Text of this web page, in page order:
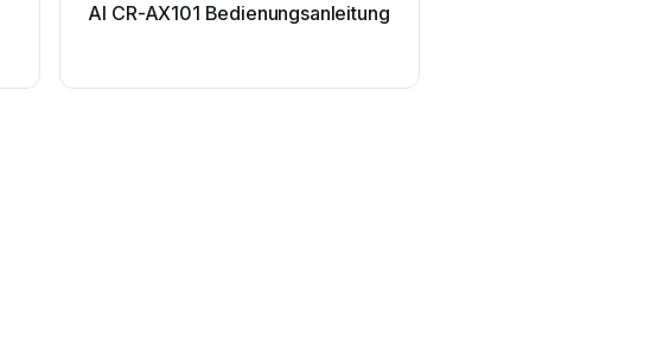
AI CR-AX101 Bedienungsanleitung